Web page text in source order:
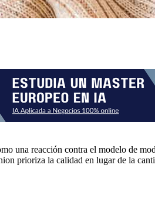
una reacción contra el modelo de
prioriza la calidad en lugar de la